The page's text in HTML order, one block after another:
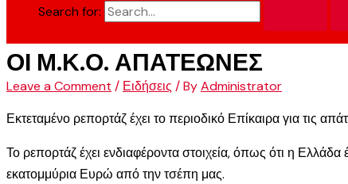
Search for:
ΟΙ Μ.Κ.Ο. ΑΠΑΤΕΩΝΕΣ
Leave a Comment / Ειδήσεις / ByAdministrator
Εκτεταμένο ρεπορτάζ έχει το περιοδικό Επίκαιρα για τις
Το ρεπορτάζ έχει ενδιαφέροντα στοιχεία, όπως ότι η
εκατομμύρια Ευρώ από την τσέπη μας.